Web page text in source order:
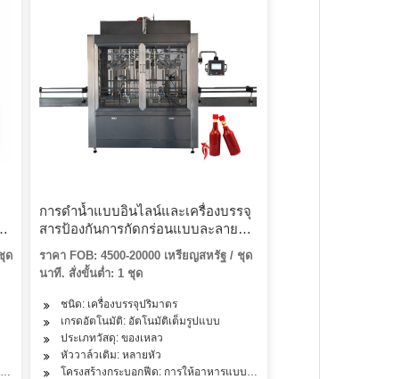
ด
บ Dual-Chamber
การดำน้ำแบบอินไลน์และเครื่องบรรจุ
สารป้องกันการกัดกร่อนแบบละลายน้ำ
ราคา FOB: 4500-20000 เหรียญสหรัฐ / ชุด
นาที. สั่งขั้นต่ำ: 1 ชุด
ชนิด: เครื่องบรรจุปริมาตร
เกรดอัตโนมัติ: อัตโนมัติเต็มรูปแบบ
ประเภทวัสดุ: ของเหลว
หัววาล์วเติม: หลายหัว
โครงสร้างกระบอกฟีด: การให้อาหารแบบห้องเดียว